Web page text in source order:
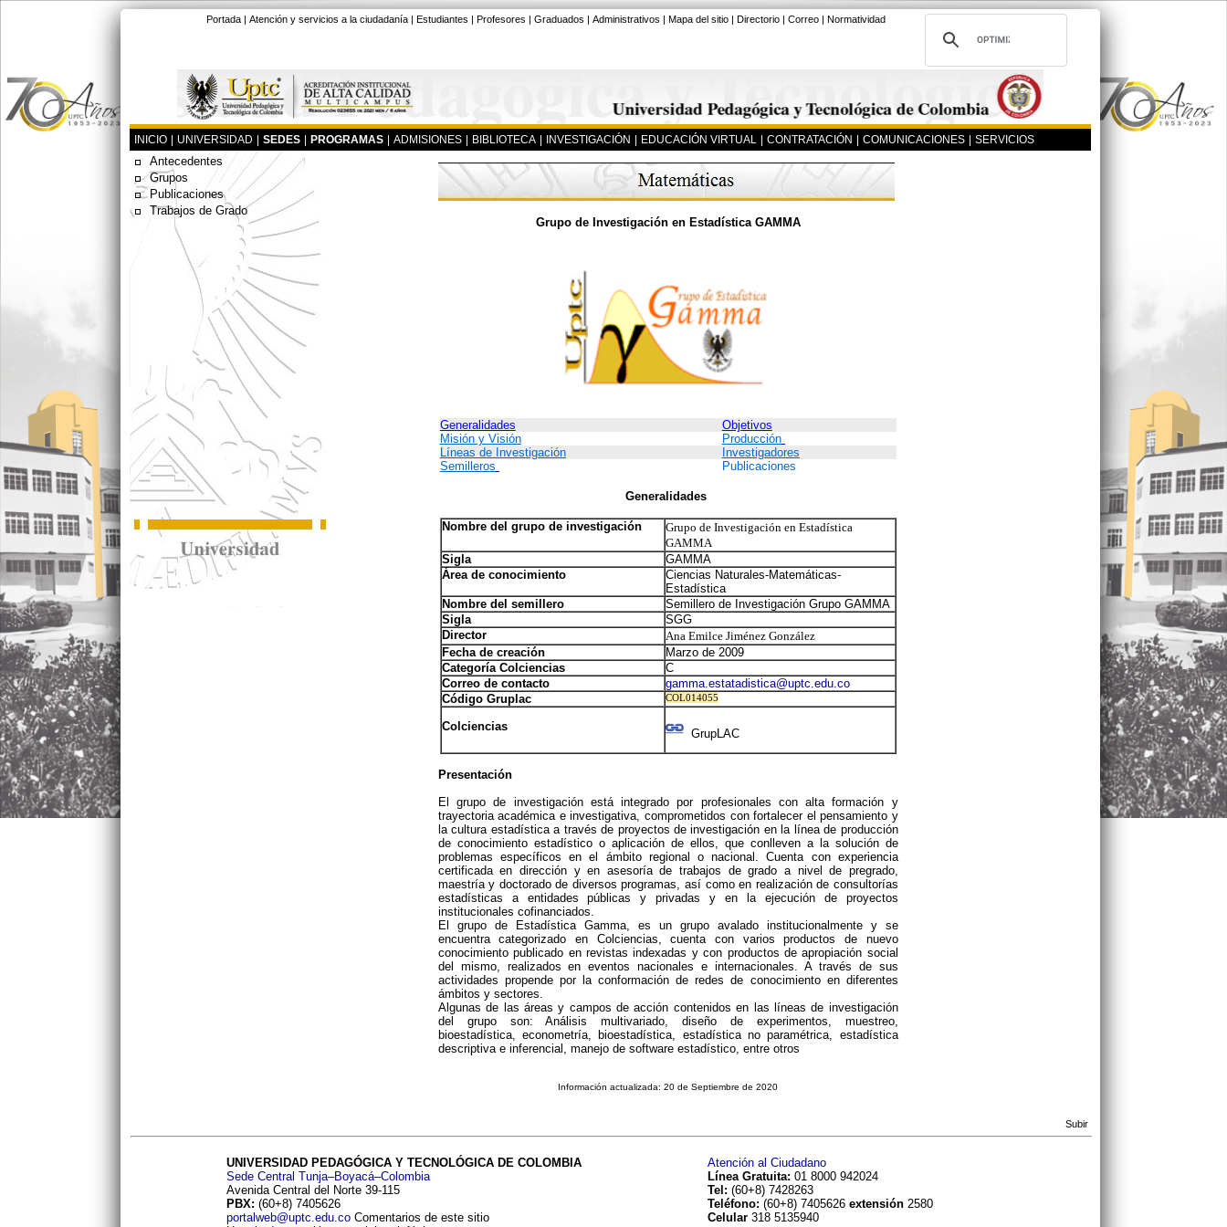
Portada |Atención y servicios a la ciudadanía |Estudiantes |Profesores |Graduados |Administrativos |Mapa del sitio |Directorio |Correo |Normatividad
INICIO UNIVERSIDAD SEDES PROGRAMAS ADMISIONES BIBLIOTECA INVESTIGACIÓN EDUCACIÓN VIRTUAL CONTRATACIÓN COMUNICACIONES SERVICIOS
Antecedentes
Grupos
Publicaciones
Trabajos de Grado
Grupo de Investigación en Estadística GAMMA
Generalidades
Objetivos
Misión y Visión
Producción
Líneas de Investigación
Investigadores
Semilleros
Publicaciones
Generalidades
Nombre del grupo de investigación
Grupo de Investigación en Estadística
GAMMA
Sigla
GAMMA
Área de conocimiento
Ciencias Naturales-Matemáticas-
Estadística
Nombre del semillero
Semillero de Investigación Grupo GAMMA
Sigla
SGG
Director
Ana Emilce Jiménez González
Fecha de creación
Marzo de 2009
Categoría Colciencias
C
Correo de contacto
gamma.estatadistica@uptc.edu.co
Código Gruplac
COL014055
Colciencias
GrupLAC
Presentación
El grupo de investigación está integrado por profesionales con alta formación y
trayectoria académica e investigativa, comprometidos con fortalecer el pensamiento y
la cultura estadística a través de proyectos de investigación en la línea de producción
de conocimiento estadístico o aplicación de ellos, que conlleven a la solución de
problemas específicos en el ámbito regional o nacional. Cuenta con experiencia
certificada en dirección y en asesoría de trabajos de grado a nivel de pregrado,
maestría y doctorado de diversos programas, así como en realización de consultorías
estadísticas a entidades públicas y privadas y en la ejecución de proyectos
institucionales cofinanciados.
El grupo de Estadística Gamma, es un grupo avalado institucionalmente y se
encuentra categorizado en Colciencias, cuenta con varios productos de nuevo
conocimiento publicado en revistas indexadas y con productos de apropiación social
del mismo, realizados en eventos nacionales e internacionales. A través de sus
actividades propende por la conformación de redes de conocimiento en diferentes
ámbitos y sectores.
Algunas de las áreas y campos de acción contenidos en las líneas de investigación
del grupo son: Análisis multivariado, diseño de experimentos, muestreo,
bioestadística, econometría, bioestadística, estadística no paramétrica, estadística
descriptiva e inferencial, manejo de software estadístico, entre otros
Información actualizada: 20 de Septiembre de 2020
Subir
UNIVERSIDAD PEDAGÓGICA Y TECNOLÓGICA DE COLOMBIA
Sede Central Tunja–Boyacá–Colombia
Avenida Central del Norte 39-115
PBX: (60+8) 7405626
portalweb@uptc.edu.co Comentarios de este sitio
Atención al Ciudadano
Línea Gratuita: 01 8000 942024
Tel: (60+8) 7428263
Teléfono: (60+8) 7405626 extensión 2580
Celular 318 5135940